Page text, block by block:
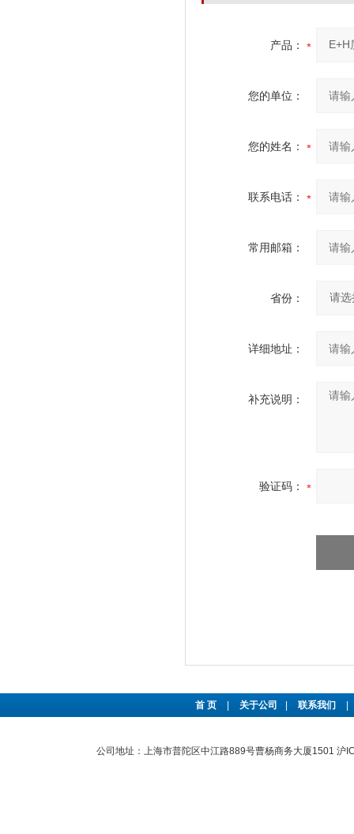
产品：
您的单位：
您的姓名：
联系电话：
常用邮箱：
省份：
详细地址：
补充说明：
验证码：
首 页 关于公司 联系我们
公司地址：上海市普陀区中江路889号曹杨商务大厦1501 沪